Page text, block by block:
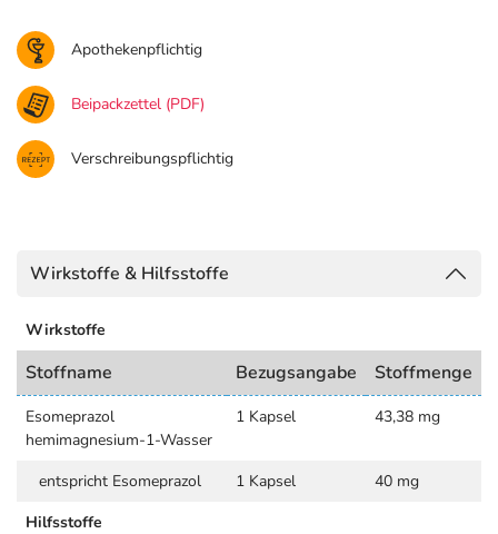
Apothekenpflichtig
Beipackzettel (PDF)
Verschreibungspflichtig
Wirkstoffe & Hilfsstoffe
Wirkstoffe
Stoffname Bezugsangabe Stoffmenge
Esomeprazol
hemimagnesium-1-Wasser
1 Kapsel 43,38 mg
entspricht Esomeprazol 1 Kapsel
40 mg
Hilfsstoffe